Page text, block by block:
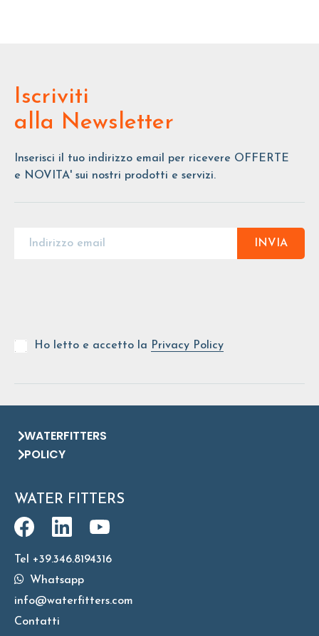
Iscriviti
alla Newsletter
Inserisci il tuo indirizzo email per ricevere OFFERTE
e NOVITA' sui nostri prodotti e servizi.
INVIA
Ho letto e accetto la Privacy Policy
WATERFITTERS
POLICY
WATER FITTERS
Tel +39.346.8194316
Whatsapp
info@waterfitters.com
Contatti